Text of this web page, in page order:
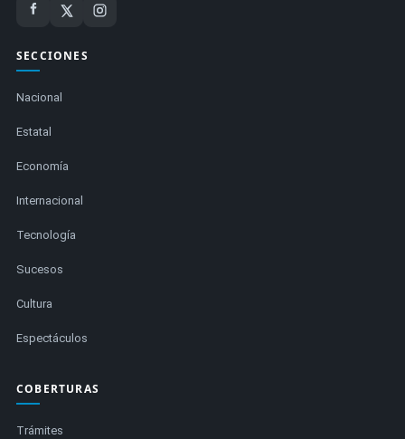
SECCIONES
Nacional
Estatal
Economía
Internacional
Tecnología
Sucesos
Cultura
Espectáculos
COBERTURAS
Trámites